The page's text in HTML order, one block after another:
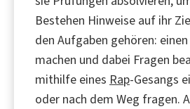
Bestehen Hinweise auf ihr
den Aufgaben gehören:
machen und dabei Fragen
mithilfe eines Rap-Gesangs
oder nach dem Weg fragen.